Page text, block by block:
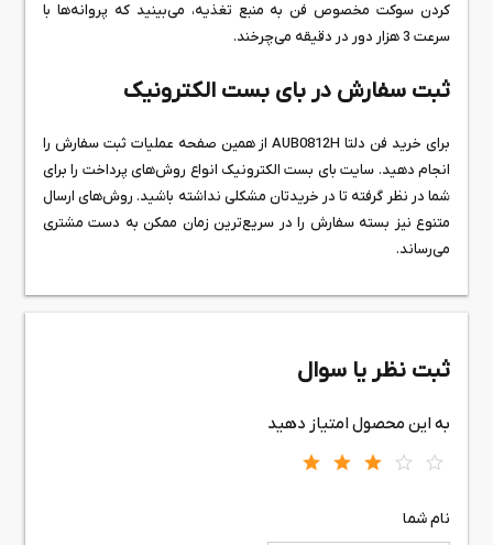
کردن سوکت مخصوص فن به منبع تغذیه، می‌بینید که پروانه‌ها با
سرعت 3 هزار دور در دقیقه می‌چرخند.
ثبت سفارش در بای بست الکترونیک
برای خرید فن دلتا AUB0812H از همین صفحه عملیات ثبت سفارش را
انجام دهید. سایت بای بست الکترونیک انواع روش‌های پرداخت را برای
شما در نظر گرفته تا در خریدتان مشکلی نداشته باشید. روش‌های ارسال
متنوع نیز بسته سفارش را در سریع‌ترین زمان ممکن به دست مشتری
می‌رساند.
ثبت نظر یا سوال
به این محصول امتیاز دهید
نام شما